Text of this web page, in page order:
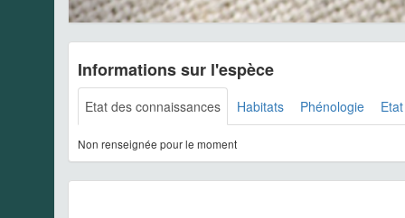
Informations sur l'espèce
Etat des connaissances Habitats Phénologie
Non renseignée pour le moment